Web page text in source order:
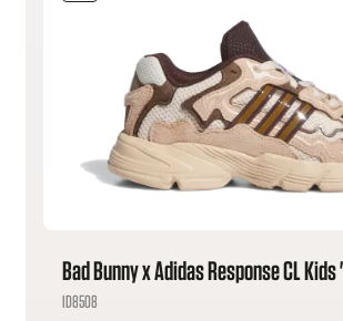
Bad Bunny x Adidas Response CL Kids
ID8508